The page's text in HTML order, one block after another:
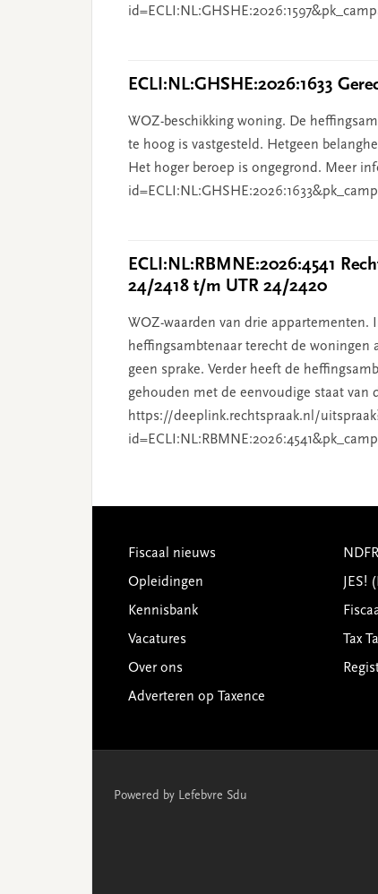
ECLI:NL:GHSHE:2026:1633
WOZ-beschikking woning. De
te hoog is vastgesteld. Hetgeen
Het hoger beroep is ongegrond. Meer
ECLI:NL:RBMNE:2026:4541
24/2418 t/m UTR 24/2420
WOZ-waarden van drie appartementen.
heffingsambtenaar terecht de woningen
geen sprake. Verder heeft de
gehouden met de eenvoudige staat
https://deeplink.rechtspraak.nl/
Footer
Fiscaal nieuws
Opleidingen
Kennisbank
Vacatures
Over ons
Adverteren op Taxence
NDFR
Tax
Powered by Lefebvre Sdu